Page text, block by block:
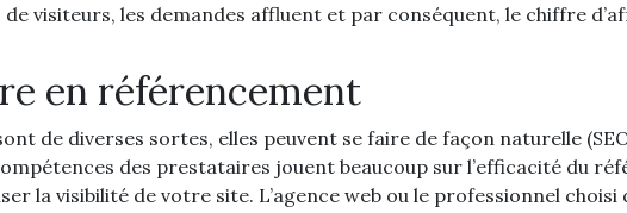
visiteurs, les demandes affluent et par conséquent, le chiffre
en référencement
de diverses sortes, elles peuvent se faire de façon naturelle
des prestataires jouent beaucoup sur l’efficacité du
la visibilité de votre site. L’agence web ou le professionnel